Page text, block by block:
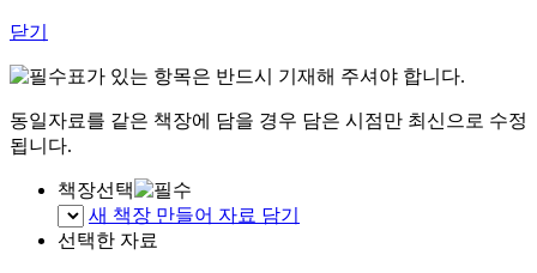
닫기
표가 있는 항목은 반드시 기재해 주셔야 합니다.
동일자료를 같은 책장에 담을 경우 담은 시점만 최신으로 수정
됩니다.
책장선택
새 책장 만들어 자료 담기
선택한 자료